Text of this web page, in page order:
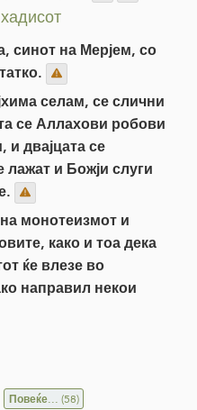
синот на Мерјем, со
селам, се слични
се Аллахови робови
двајцата се
и Божји слуги
монотеизмот и
како и тоа дека
ќе влезе во
направил некои
Повеќе...(58)